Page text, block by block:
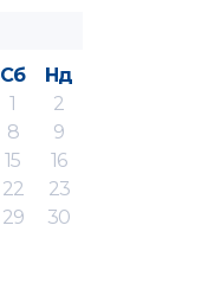
Сб
Нд
1
2
8
9
15
16
22
23
29
30